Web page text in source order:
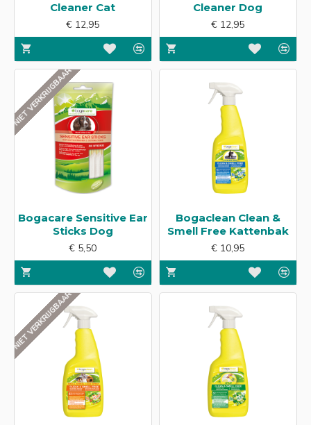
Cleaner Cat
€ 12,95
Cleaner Dog
€ 12,95
NIET VERKRIJGBAAR
Bogacare Sensitive Ear
Sticks Dog
€ 5,50
Bogaclean Clean &
Smell Free Kattenbak
€ 10,95
NIET VERKRIJGBAAR